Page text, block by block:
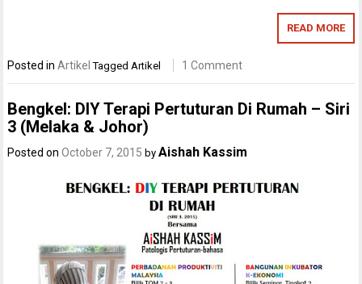
READ MORE
Posted inArtikel TaggedArtikel 1 Comment
Bengkel: DIY Terapi Pertuturan Di Rumah – Siri
3 (Melaka & Johor)
Posted onOctober 7, 2015 byAishah Kassim